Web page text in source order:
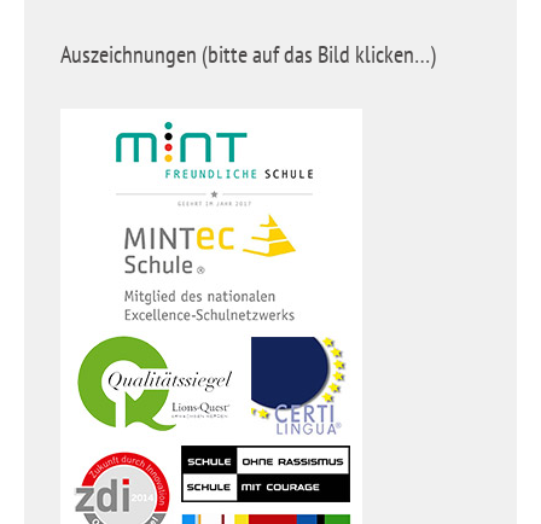
Auszeichnungen (bitte auf das Bild klicken…)